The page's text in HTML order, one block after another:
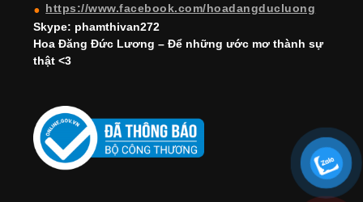
https://www.facebook.com/hoadangducluong
Skype: phamthivan272
Hoa Đăng Đức Lương – Để những ước mơ thành sự
thật <3